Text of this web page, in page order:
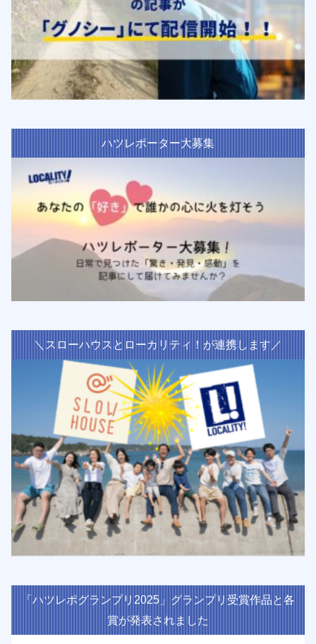
ハツレポーター大募集
＼スローハウスとローカリティ！が連携します／
「ハツレポグランプリ2025」グランプリ受賞作品と各
賞が発表されました